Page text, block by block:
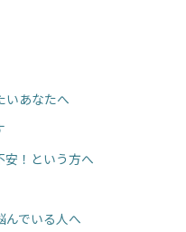
いあなたへ
安！という方へ
でいる人へ